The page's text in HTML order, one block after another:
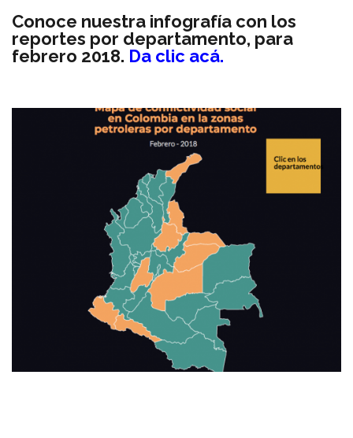
Conoce nuestra infografía con los
reportes por departamento, para
febrero 2018. Da clic acá.